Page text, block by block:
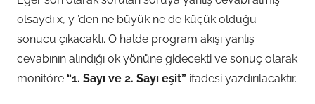
olsaydı x, y ’den ne büyük ne de küçük olduğu
sonucu çıkacaktı. O halde program akışı yanlış
cevabının alındığı ok yönüne gidecekti ve sonuç olarak
monitöre “1. Sayı ve 2. Sayı eşit” ifadesi yazdırılacaktır.